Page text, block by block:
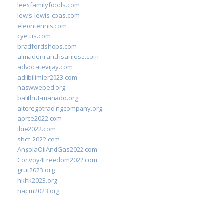
leesfamilyfoods.com
lewis-lewis-cpas.com
eleontennis.com
cyetus.com
bradfordshops.com
almadenranchsanjose.com
advocatevijay.com
adlibilimler2023.com
naswwebed.org
balithut-manado.org
alteregotradingcompany.org
aprce2022.com
ibie2022.com
sbcc-2022.com
AngolaOilAndGas2022.com
Convoy4Freedom2022.com
grur2023.org
hkhk2023.org
napm2023.org